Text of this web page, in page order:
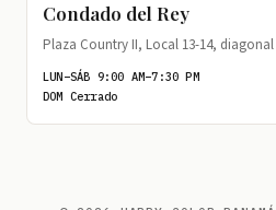
Condado del Rey
Plaza Country II, Local 13-14,
LUN–SÁB 9:00 AM–7:30 PM
DOM Cerrado